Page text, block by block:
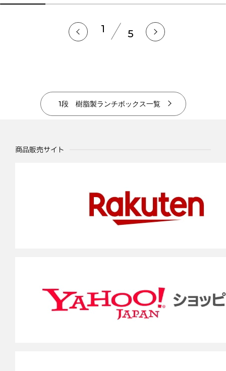
1 5
1段 樹脂製ランチボックス一覧
商品販売サイト